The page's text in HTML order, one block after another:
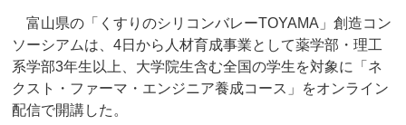
富山県の「くすりのシリコンバレーTOYAMA」創造コン
ソーシアムは、4日から人材育成事業として薬学部・理工
系学部3年生以上、大学院生含む全国の学生を対象に「ネ
クスト・ファーマ・エンジニア養成コース」をオンライン
配信で開講した。